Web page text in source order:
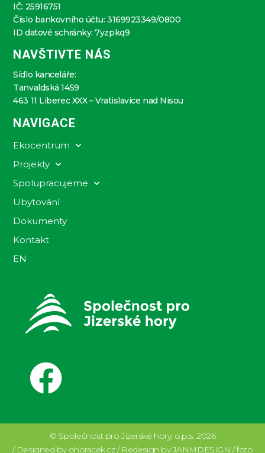
IČ: 25916751
Číslo bankovního účtu: 3169923349/0800
ID datové schránky: 7yzpkq9
NAVŠTIVTE NÁS
Sídlo kanceláře:
Tanvaldská 1459
463 11 Liberec XXX – Vratislavice nad Nisou
NAVIGACE
Ekocentrum
Projekty
Spolupracujeme
Ubytování
Dokumenty
Kontakt
EN
© Společnost pro Jizerské hory, o.p.s. 2026
/ Designed by ohoracek.cz / Redesign by JANMDESIGN / foto